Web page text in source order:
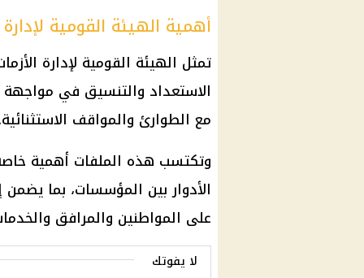
أهمية الهيئة القومية
تمثل الهيئة القومية لإدارة
الاستعداد والتنسيق في مواجهة
مع الطوارئ والمواقف
وتكتسب هذه الملفات أهمية
الأدوار بين المؤسسات، بما يضمن
على المواطنين والمرافق
لا يفوتك